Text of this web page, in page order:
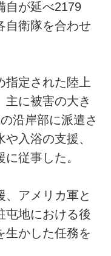
自が延べ2179
自衛隊を合わせ
定された陸上
主に被害の大き
沿岸部に派遣さ
入浴の支援、
従事した。
アメリカ軍と
屯地における後
生かした任務を